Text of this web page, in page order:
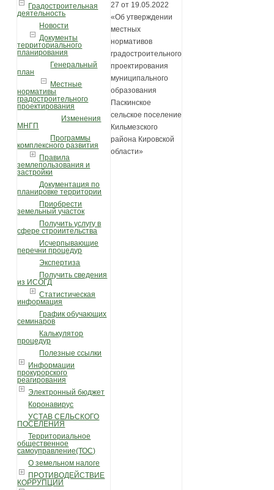
Градостроительная
деятельность
Новости
Документы
территориального
планирования
Генеральный
план
Местные
нормативы
градостроительного
проектирования
Изменения
МНГП
Программы
комплексного развития
Правила
землепользования и
застройки
Документация по
планировке территории
Приобрести
земельный участок
Получить услугу в
сфере строиительства
Исчерпывающие
перечни процедур
Экспертиза
Получить сведения
из ИСОГД
Статистическая
информация
График обучающих
семинаров
Калькулятор
процедур
Полезные ссылки
Информации
прокурорского
реагирования
Электронный бюджет
Коронавирус
УСТАВ СЕЛЬСКОГО
ПОСЕЛЕНИЯ
Территориальное
общественное
самоуправление(ТОС)
О земельном налоге
ПРОТИВОДЕЙСТВИЕ
КОРРУПЦИИ
27 от 19.05.2022
«Об утверждении
местных
нормативов
градостроительного
проектирования
муниципального
образования
Паскинское
сельское поселение
Кильмезского
района Кировской
области»